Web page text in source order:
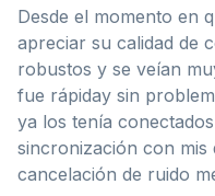
Desde el momento en
apreciar su calidad de
robustos y se veían
fue rápiday sin
ya los tenía
sincronización con mis
cancelación de ruido